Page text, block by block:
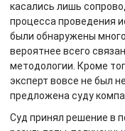
касались лишь
процесса проведения
были обнаружены
вероятнее всего
методологии. Кроме
эксперт вовсе не был
предложена суду
Суд принял решение в